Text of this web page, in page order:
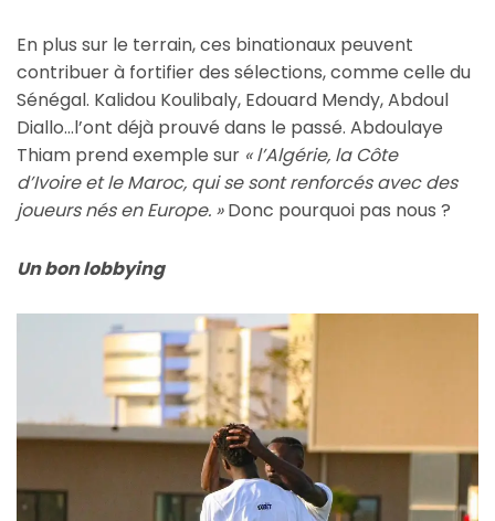
En plus sur le terrain, ces binationaux peuvent
contribuer à fortifier des sélections, comme celle du
Sénégal. Kalidou Koulibaly, Edouard Mendy, Abdoul
Diallo…l’ont déjà prouvé dans le passé. Abdoulaye
Thiam prend exemple sur « l’Algérie, la Côte
d’Ivoire et le Maroc, qui se sont renforcés avec des
joueurs nés en Europe. »Donc pourquoi pas nous ?
Un bon lobbying